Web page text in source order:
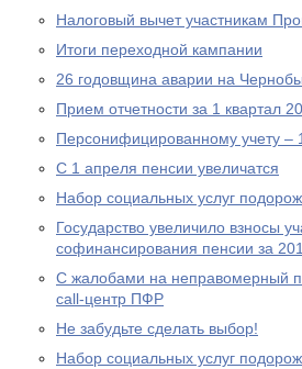
Налоговый вычет участникам
Итоги переходной кампании
26 годовщина аварии на
Прием отчетности за 1 квартал
Персонифицированному учету –
С 1 апреля пенсии увеличатся
Набор социальных услуг
Государство увеличило взносы
софинансирования пенсии за
С жалобами на неправомерный
call-центр ПФР
Не забудьте сделать выбор!
Набор социальных услуг